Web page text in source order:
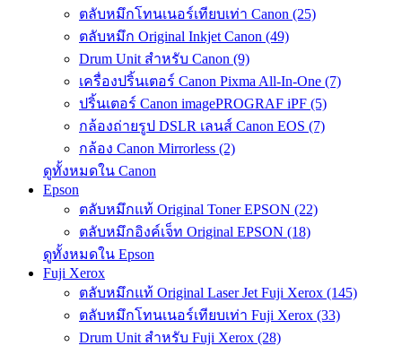
ตลับหมึกโทนเนอร์เทียบเท่า Canon (25)
ตลับหมึก Original Inkjet Canon (49)
Drum Unit สำหรับ Canon (9)
เครื่องปริ้นเตอร์ Canon Pixma All-In-One (7)
ปริ้นเตอร์ Canon imagePROGRAF iPF (5)
กล้องถ่ายรูป DSLR เลนส์ Canon EOS (7)
กล้อง Canon Mirrorless (2)
ดูทั้งหมดใน Canon
Epson
ตลับหมึกแท้ Original Toner EPSON (22)
ตลับหมึกอิงค์เจ็ท Original EPSON (18)
ดูทั้งหมดใน Epson
Fuji Xerox
ตลับหมึกแท้ Original Laser Jet Fuji Xerox (145)
ตลับหมึกโทนเนอร์เทียบเท่า Fuji Xerox (33)
Drum Unit สำหรับ Fuji Xerox (28)